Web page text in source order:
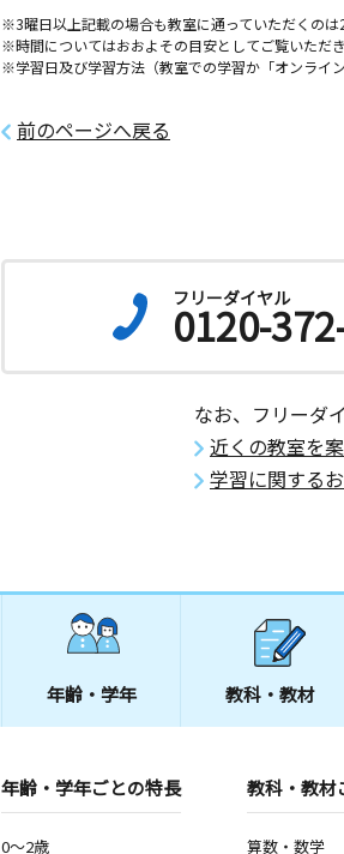
鹿手袋教室
月 火 水 木 金 土
日
2歳～高校生
※3曜日以上記載の場合も教室に通っていただくのは
※時間についてはおおよその目安としてご覧いただ
※学習日及び学習方法（教室での学習か「オンライ
前のページへ戻る
フリーダイヤル
0120-
なお、フリーダ
近くの教室を
学習に関する
年齢・学年 教科・教材
年齢・学年ごとの特長
0～2歳
教科・教材
算数・数学